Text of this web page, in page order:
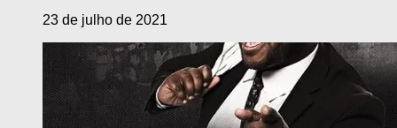
23 de julho de 2021